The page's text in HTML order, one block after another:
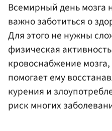
Всемирный день мозга
важно заботиться о
Для этого не нужны
физическая
кровоснабжение
помогает ему
курения и
риск многих